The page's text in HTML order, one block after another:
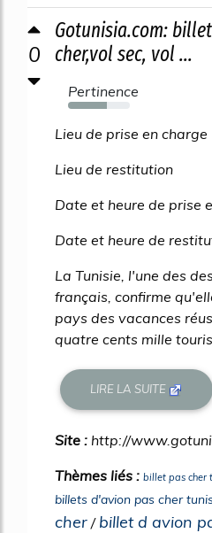
0
Gotunisia.com:
cher,vol sec, vol ...
Pertinence
63%
Lieu de prise en charge
Lieu de restitution
Date et heure de prise
Date et heure de
La Tunisie, l'une des
français, confirme
pays des vacances
quatre cents mille
LIRE LA SUITE
Site : http://
Thèmes liés : billet pas cher
billets d'avion pas cher
cher / billet d avion